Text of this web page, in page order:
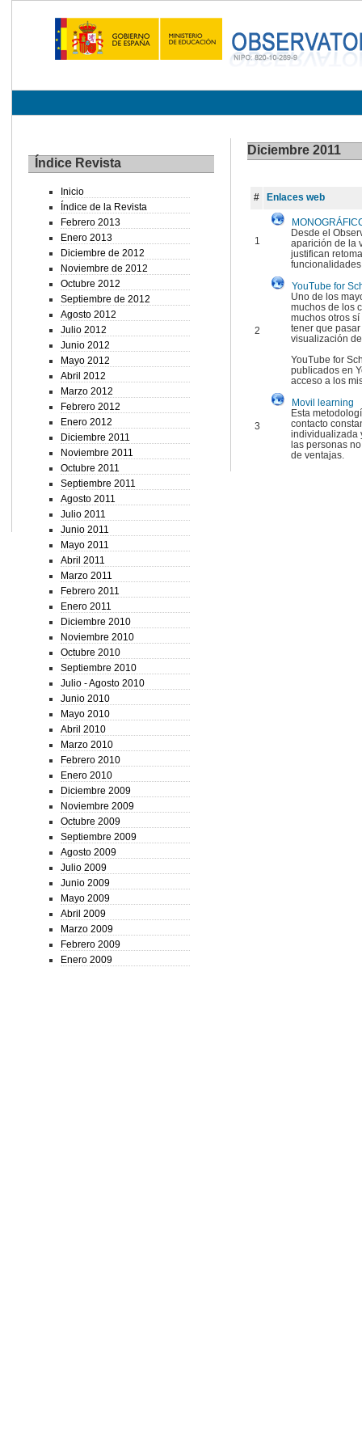
Índice Revista
Inicio
Índice de la Revista
Febrero 2013
Enero 2013
Diciembre de 2012
Noviembre de 2012
Octubre 2012
Septiembre de 2012
Agosto 2012
Julio 2012
Junio 2012
Mayo 2012
Abril 2012
Marzo 2012
Febrero 2012
Enero 2012
Diciembre 2011
Noviembre 2011
Octubre 2011
Septiembre 2011
Agosto 2011
Julio 2011
Junio 2011
Mayo 2011
Abril 2011
Marzo 2011
Febrero 2011
Enero 2011
Diciembre 2010
Noviembre 2010
Octubre 2010
Septiembre 2010
Julio - Agosto 2010
Junio 2010
Mayo 2010
Abril 2010
Marzo 2010
Febrero 2010
Enero 2010
Diciembre 2009
Noviembre 2009
Octubre 2009
Septiembre 2009
Agosto 2009
Julio 2009
Junio 2009
Mayo 2009
Abril 2009
Marzo 2009
Febrero 2009
Enero 2009
Diciembre 2011
# Enlaces web
1
Desde el
aparición de la
justifican
2
YouTube for
Uno de los
muchos de los
muchos otros
tener que
visualización
YouTube for
publicados en
acceso a los
3
Movil learning
Esta
contacto
individualizada
las personas
de ventajas.